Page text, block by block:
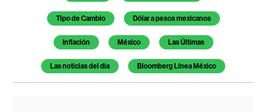
Tipo de Cambio Dólar a pesos mexicanos
Inflación México Las Últimas
Las noticias del día Bloomberg Línea México